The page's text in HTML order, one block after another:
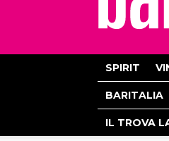
SPIRIT
BARITALIA
IL TROVA